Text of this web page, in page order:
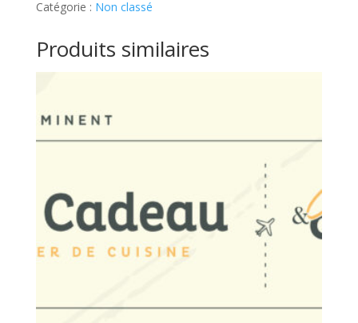
Street
Ticket
Catégorie : Non classé
Produits similaires